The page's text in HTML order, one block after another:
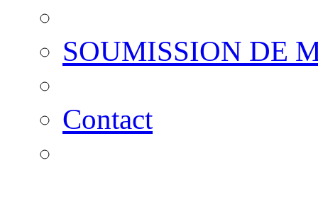
SOUMISSION DE
Contact